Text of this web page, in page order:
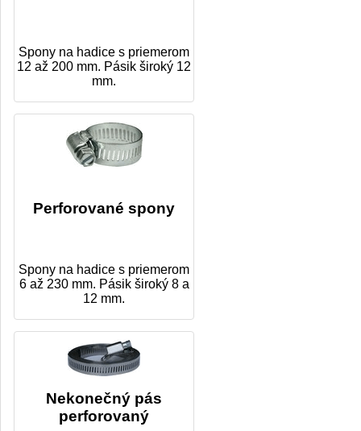
Spony na hadice s priemerom
12 až 200 mm. Pásik široký 12
mm.
Perforované spony
Spony na hadice s priemerom
6 až 230 mm. Pásik široký 8 a
12 mm.
Nekonečný pás
perforovaný